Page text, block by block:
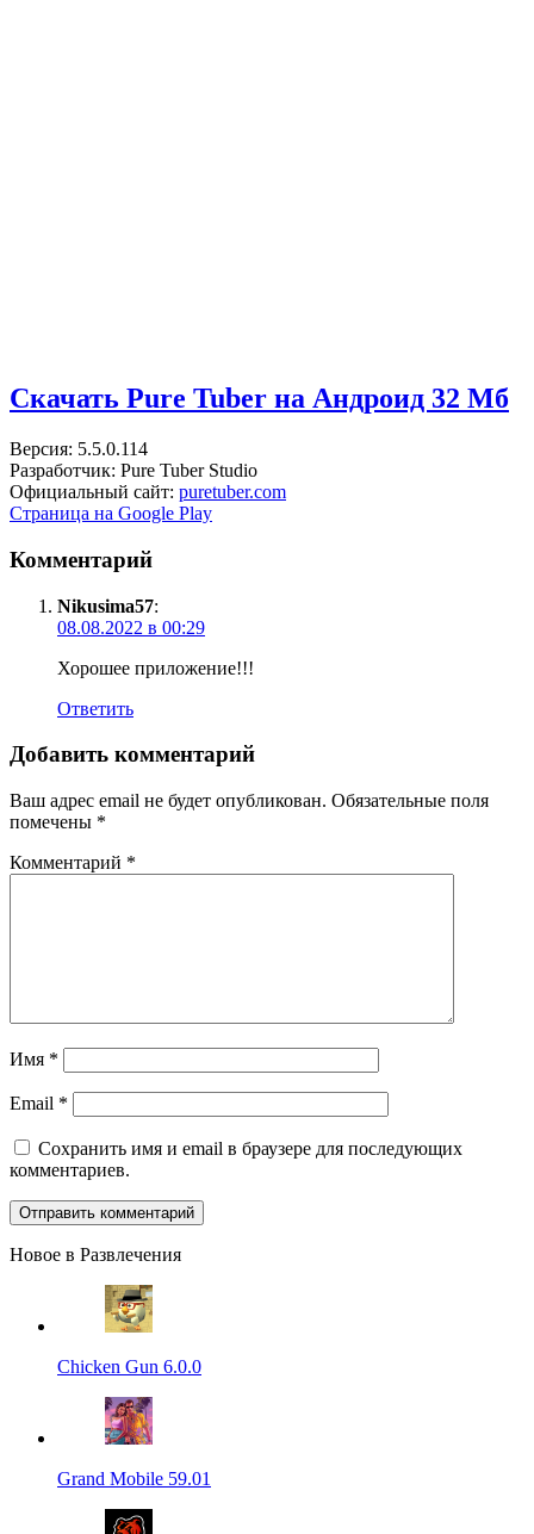
Скачать Pure Tuber на Андроид 32 Мб
Версия: 5.5.0.114
Разработчик: Pure Tuber Studio
Официальный сайт: puretuber.com
Страница на Google Play
Комментарий
Nikusima57:
08.08.2022 в 00:29
Хорошее приложение!!!
Ответить
Добавить комментарий
Ваш адрес email не будет опубликован. Обязательные поля
помечены *
Комментарий *
Имя *
Email *
Сохранить имя и email в браузере для последующих
комментариев.
Новое в Развлечения
Chicken Gun 6.0.0
Grand Mobile 59.01